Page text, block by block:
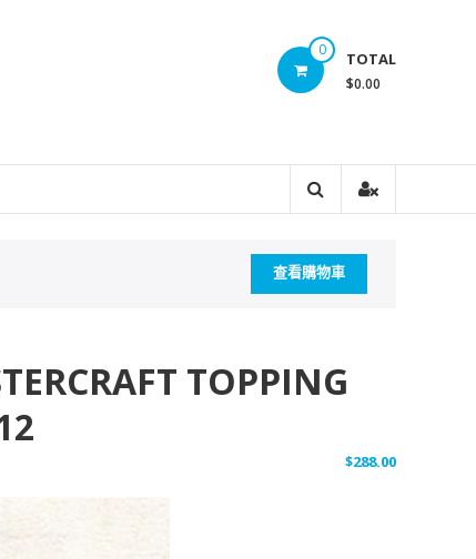
0 TOTAL
$0.00
查看購物車
TOPPING
$288.00